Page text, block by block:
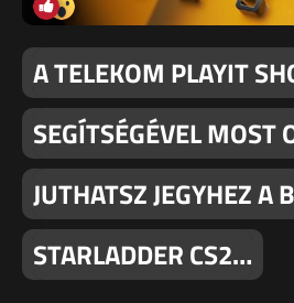
A TELEKOM PLAYIT
SEGÍTSÉGÉVEL MOST
JUTHATSZ JEGYHEZ A
STARLADDER CS2…